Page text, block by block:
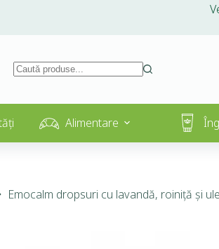
Alimentare
Emocalm dropsuri cu lavandă, roiniță și